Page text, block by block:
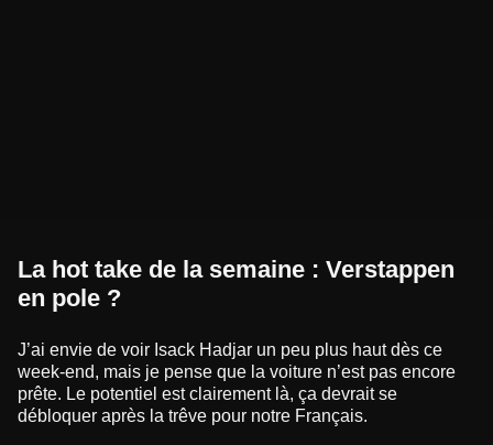
La hot take de la semaine : Verstappen
en pole ?
J’ai envie de voir Isack Hadjar un peu plus haut dès ce
week-end, mais je pense que la voiture n’est pas encore
prête. Le potentiel est clairement là, ça devrait se
débloquer après la trêve pour notre Français.